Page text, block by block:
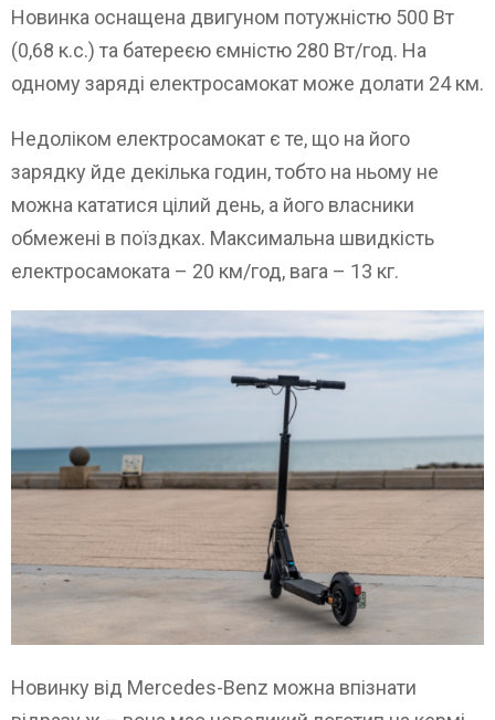
Новинка оснащена двигуном потужністю 500 Вт
(0,68 к.с.) та батереєю ємністю 280 Вт/год. На
одному заряді електросамокат може долати 24 км.
Недоліком електросамокат є те, що на його
зарядку йде декілька годин, тобто на ньому не
можна кататися цілий день, а його власники
обмежені в поїздках. Максимальна швидкість
електросамоката – 20 км/год, вага – 13 кг.
Новинку від Mercedes-Benz можна впізнати